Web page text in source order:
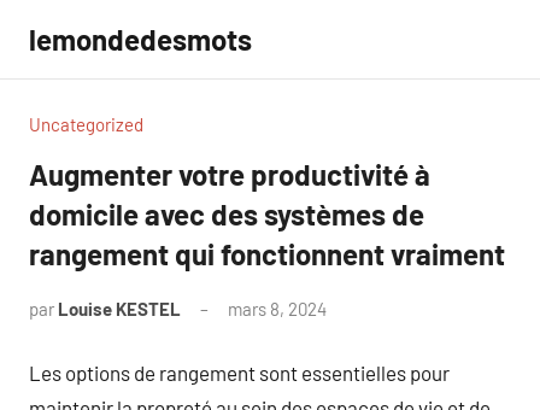
contenu
lemondedesmots
Uncategorized
Augmenter votre productivité à
domicile avec des systèmes de
rangement qui fonctionnent vraiment
par Louise KESTEL mars 8, 2024
Les options de rangement sont essentielles pour